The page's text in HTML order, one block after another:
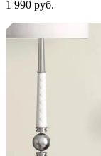
1 990 руб.